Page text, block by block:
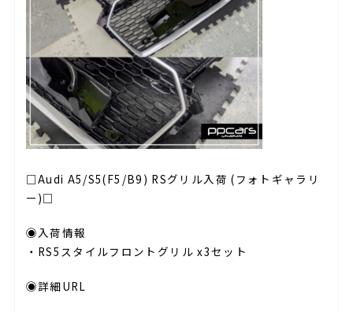
□Audi A5/S5(F5/B9) RSグリル入荷 (フォトギャラリ
ー)□
◉入荷情報
・RS5スタイルフロントグリル x3セット
◉詳細URL